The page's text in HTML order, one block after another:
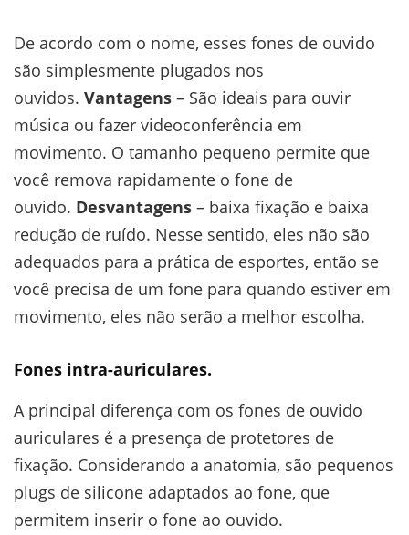
De acordo com o nome, esses fones de ouvido
são simplesmente plugados nos
ouvidos. Vantagens – São ideais para ouvir
música ou fazer videoconferência em
movimento. O tamanho pequeno permite que
você remova rapidamente o fone de
ouvido. Desvantagens – baixa fixação e baixa
redução de ruído. Nesse sentido, eles não são
adequados para a prática de esportes, então se
você precisa de um fone para quando estiver em
movimento, eles não serão a melhor escolha.
Fones intra-auriculares.
A principal diferença com os fones de ouvido
auriculares é a presença de protetores de
fixação. Considerando a anatomia, são pequenos
plugs de silicone adaptados ao fone, que
permitem inserir o fone ao ouvido.